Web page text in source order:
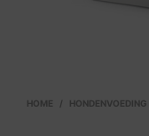
HOME / HONDENVOEDING